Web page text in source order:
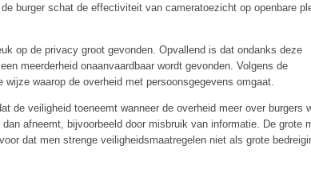
burger schat de effectiviteit van cameratoezicht op openbare
op de privacy groot gevonden. Opvallend is dat ondanks deze
meerderheid onaanvaardbaar wordt gevonden. Volgens de
waarop de overheid met persoonsgegevens omgaat.
de veiligheid toeneemt wanneer de overheid meer over burgers
afneemt, bijvoorbeeld door misbruik van informatie. De grote
dat men strenge veiligheidsmaatregelen niet als grote